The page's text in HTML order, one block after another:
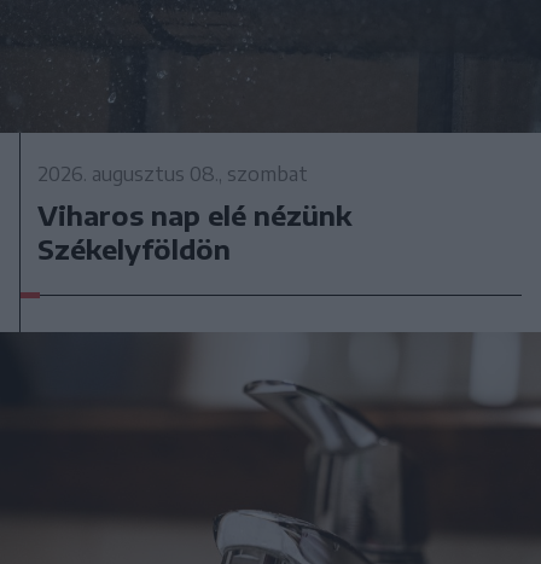
2026. augusztus 08., szombat
Viharos nap elé nézünk
Székelyföldön